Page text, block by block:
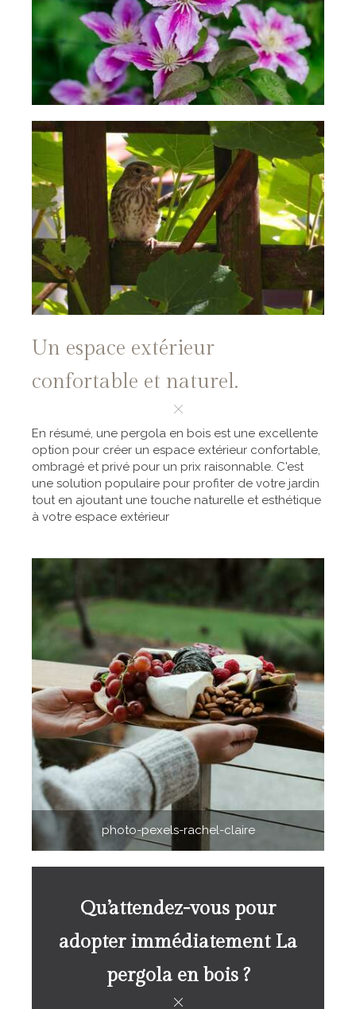
Un espace extérieur
confortable et naturel.
En résumé, une pergola en bois est une excellente
option pour créer un espace extérieur confortable,
ombragé et privé pour un prix raisonnable. C'est
une solution populaire pour profiter de votre jardin
tout en ajoutant une touche naturelle et esthétique
à votre espace extérieur
photo-pexels-rachel-claire
Qu’attendez-vous pour
adopter immédiatement La
pergola en bois ?